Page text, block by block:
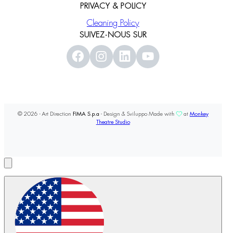
PRIVACY & POLICY
Cleaning Policy
SUIVEZ-NOUS SUR
© 2026 - Art Direction FIMA S.p.a - Design & Sviluppo Made with at Monkey
Theatre Studio